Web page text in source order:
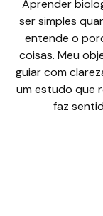
Aprender
ser simples
entende o
coisas. Meu
guiar com
um estudo que
faz